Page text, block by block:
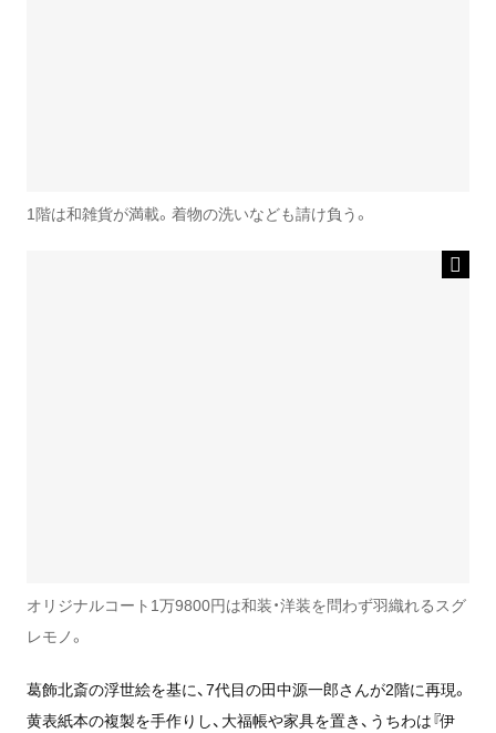
1階は和雑貨が満載。着物の洗いなども請け負う。
オリジナルコート1万9800円は和装・洋装を問わず羽織れるスグ
レモノ。
葛飾北斎の浮世絵を基に、7代目の田中源一郎さんが2階に再現。
黄表紙本の複製を手作りし、大福帳や家具を置き、うちわは『伊